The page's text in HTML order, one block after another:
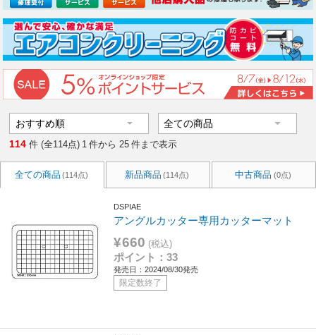
114 件 (全114点) 1 件から 25 件まで表示
全ての商品 (114点) 新品商品 (114点) 中古商品 (0点)
DSPIAE
アングルカッター専用カッターマット
¥660 (税込)
ポイント：33
発売日：2024/08/30発売
限定数終了